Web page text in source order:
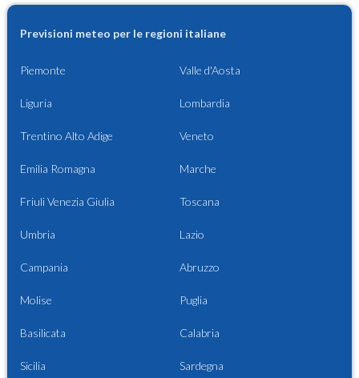
Previsioni meteo per le regioni italiane
Piemonte Valle d'Aosta
Liguria Lombardia
Trentino Alto Adige Veneto
Emilia Romagna Marche
Friuli Venezia Giulia Toscana
Umbria Lazio
Campania Abruzzo
Molise Puglia
Basilicata Calabria
Sicilia Sardegna